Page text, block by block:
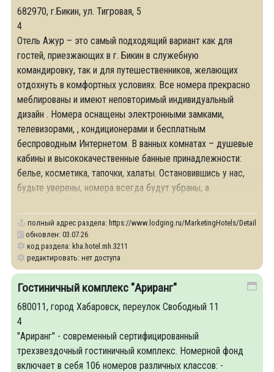
682970, г.Бикин, ул. Тигровая, 5
4
Отель Ажур – это самый подходящий вариант как для
гостей, приезжающих в г. Бикин в служебную
командировку, так и для путешественников, желающих
отдохнуть в комфортных условиях. Все номера прекрасно
меблированы и имеют неповторимый индивидуальный
дизайн . Номера оснащены электронными замками,
телевизорами, , кондиционерами и бесплатным
беспроводным Интернетом. В ванных комнатах – душевые
кабины и высококачественные банные принадлежности:
белье, косметика, тапочки, халаты. Остановившись у нас,
будьте уверены, номера всегда будут убраны, а
полный адрес раздела: https://www.lodging.ru/MarketingHotels/Details/
обновлен: 03.07.26
код раздела: kha.hotel.mh.3211
редактировать: нет доступа
Гостиничный комплекс "Ариранг"
680011, город Хабаровск, переулок Свободный 11
4
"Ариранг" - современный сертифицированный
трехзвездочный гостиничный комплекс. Номерной фонд
включает в себя 106 номеров различных классов: -